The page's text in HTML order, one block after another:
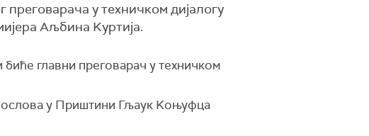
у техничком дијалогу
Аљбина Kуртија.
главни преговарач у техничком
у Приштини Гљаук Kоњуфца